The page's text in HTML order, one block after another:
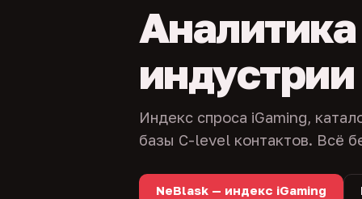
индустрии
Индекс спроса iGaming,
базы C-level контактов. Всё
NeBlask — индекс iGaming